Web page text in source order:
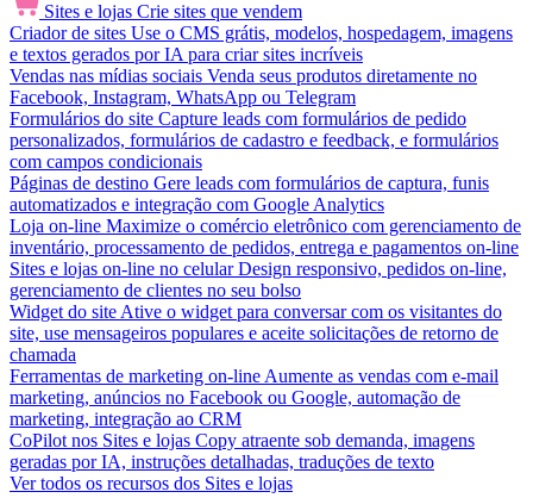
Sites e lojas Crie sites que vendem
Criador de sites Use o CMS grátis, modelos, hospedagem, imagens
e textos gerados por IA para criar sites incríveis
Vendas nas mídias sociais Venda seus produtos diretamente no
Facebook, Instagram, WhatsApp ou Telegram
Formulários do site Capture leads com formulários de pedido
personalizados, formulários de cadastro e feedback, e formulários
com campos condicionais
Páginas de destino Gere leads com formulários de captura, funis
automatizados e integração com Google Analytics
Loja on-line Maximize o comércio eletrônico com gerenciamento de
inventário, processamento de pedidos, entrega e pagamentos on-line
Sites e lojas on-line no celular Design responsivo, pedidos on-line,
gerenciamento de clientes no seu bolso
Widget do site Ative o widget para conversar com os visitantes do
site, use mensageiros populares e aceite solicitações de retorno de
chamada
Ferramentas de marketing on-line Aumente as vendas com e-mail
marketing, anúncios no Facebook ou Google, automação de
marketing, integração ao CRM
CoPilot nos Sites e lojas Copy atraente sob demanda, imagens
geradas por IA, instruções detalhadas, traduções de texto
Ver todos os recursos dos Sites e lojas